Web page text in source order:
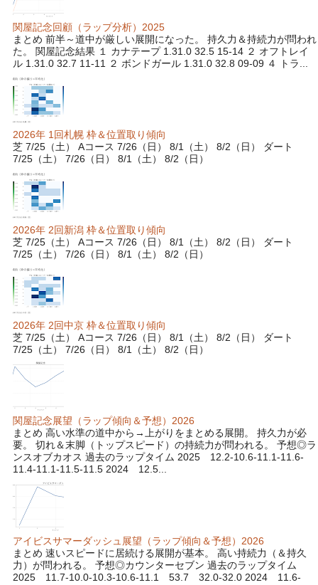
関屋記念回顧（ラップ分析）2025
まとめ 前半～道中が厳しい展開になった。 持久力＆持続力が問われ
た。 関屋記念結果 １ カナテープ 1.31.0 32.5 15-14 ２ オフトレイ
ル 1.31.0 32.7 11-11 ２ ボンドガール 1.31.0 32.8 09-09 ４ トラ...
2026年 1回札幌 枠＆位置取り傾向
芝 7/25（土） Aコース 7/26（日） 8/1（土） 8/2（日） ダート
7/25（土） 7/26（日） 8/1（土） 8/2（日）
2026年 2回新潟 枠＆位置取り傾向
芝 7/25（土） Aコース 7/26（日） 8/1（土） 8/2（日） ダート
7/25（土） 7/26（日） 8/1（土） 8/2（日）
2026年 2回中京 枠＆位置取り傾向
芝 7/25（土） Aコース 7/26（日） 8/1（土） 8/2（日） ダート
7/25（土） 7/26（日） 8/1（土） 8/2（日）
関屋記念展望（ラップ傾向＆予想）2026
まとめ 高い水準の道中から→上がりをまとめる展開。 持久力が必
要。 切れ＆末脚（トップスピード）の持続力が問われる。 予想◎ラ
ンスオブカオス 過去のラップタイム 2025 12.2-10.6-11.1-11.6-
11.4-11.1-11.5-11.5 2024 12.5...
アイビスサマーダッシュ展望（ラップ傾向＆予想）2026
まとめ 速いスピードに居続ける展開が基本。 高い持続力（＆持久
力）が問われる。 予想◎カウンターセブン 過去のラップタイム
2025 11.7-10.0-10.3-10.6-11.1 53.7 32.0-32.0 2024 11.6-